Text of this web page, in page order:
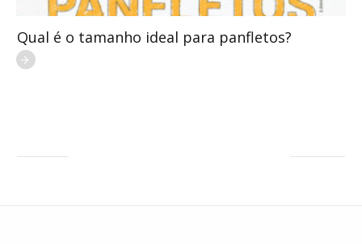
Qual é o tamanho ideal para panfletos?